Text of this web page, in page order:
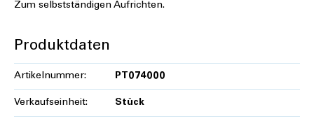
Zum selbstständigen Aufrichten.
Produktdaten
Artikelnummer: PT074000
Verkaufseinheit: Stück